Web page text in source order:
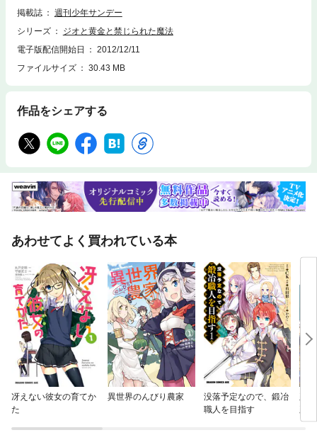
掲載誌
週刊少年サンデー
シリーズ
ジオと黄金と禁じられた魔法
電子版配信開始日
2012/12/11
ファイルサイズ
30.43 MB
作品をシェアする
あわせてよく買われている本
冴えない彼女の育てか
た
異世界のんびり農家
没落予定なので、鍛冶
職人を目指す